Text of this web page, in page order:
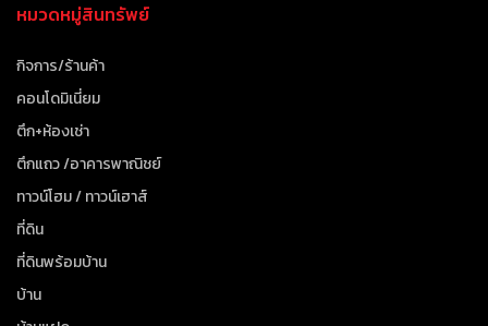
หมวดหมู่สินทรัพย์
กิจการ/ร้านค้า
คอนโดมิเนี่ยม
ตึก+ห้องเช่า
ตึกแถว /อาคารพาณิชย์
ทาวน์โฮม / ทาวน์เฮาส์
ที่ดิน
ที่ดินพร้อมบ้าน
บ้าน